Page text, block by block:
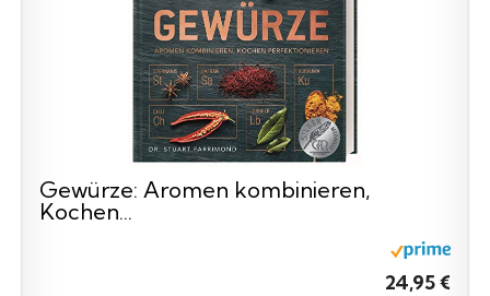
Gewürze: Aromen kombinieren,
Kochen...
24,95 €